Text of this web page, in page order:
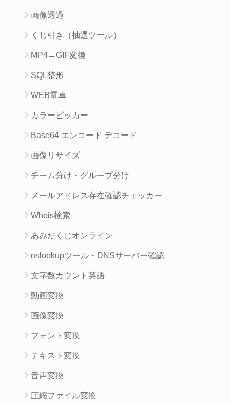
画像透過
くじ引き（抽選ツール）
MP4→GIF変換
SQL整形
WEB電卓
カラーピッカー
Base64 エンコード デコード
画像リサイズ
チーム分け・グループ分け
メールアドレス存在確認チェッカー
Whois検索
あみだくじオンライン
nslookupツール・DNSサーバー確認
文字数カウント英語
動画変換
画像変換
フォント変換
テキスト変換
音声変換
圧縮ファイル変換